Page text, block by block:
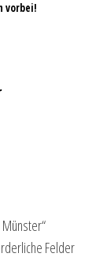
vorbei!
Felder